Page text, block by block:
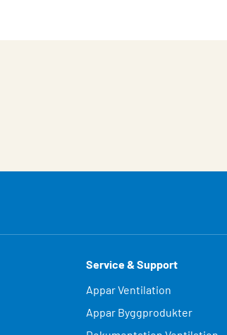
Service & Support
Appar Ventilation
Appar Byggprodukter